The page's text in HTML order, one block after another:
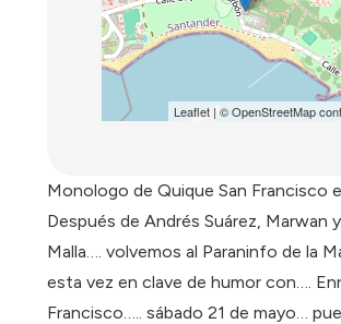
Leaflet| ©OpenStreetMap
Monologo de Quique San Francisco
Después de Andrés Suárez, Marwan
Malla…. volvemos al Paraninfo de la
esta vez en clave de humor con….
Francisco….. sábado 21 de mayo…